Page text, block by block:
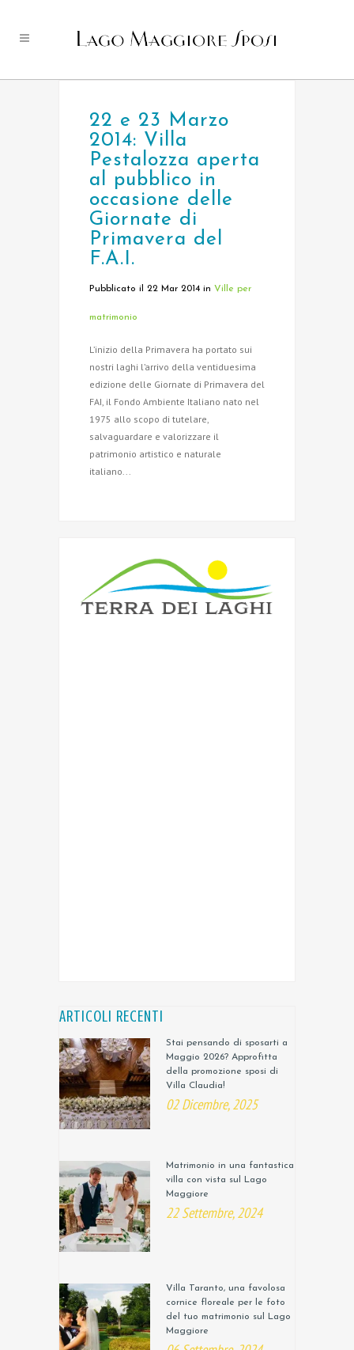
22 e 23 Marzo
2014: Villa
Pestalozza aperta
al pubblico in
occasione delle
Giornate di
Primavera del
F.A.I.
Pubblicato il 22 Mar 2014 in Ville per
matrimonio
L’inizio della Primavera ha portato sui
nostri laghi l’arrivo della ventiduesima
edizione delle Giornate di Primavera del
FAI, il Fondo Ambiente Italiano nato nel
1975 allo scopo di tutelare,
salvaguardare e valorizzare il
patrimonio artistico e naturale
italiano...
ARTICOLI RECENTI
Stai pensando di sposarti a
Maggio 2026? Approfitta
della promozione sposi di
Villa Claudia!
02 Dicembre, 2025
Matrimonio in una fantastica
villa con vista sul Lago
Maggiore
22 Settembre, 2024
Villa Taranto, una favolosa
cornice floreale per le foto
del tuo matrimonio sul Lago
Maggiore